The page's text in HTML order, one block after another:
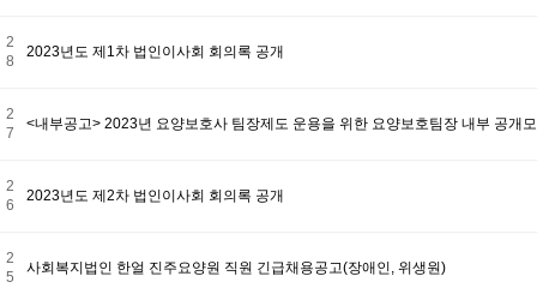
2
8
2023년도 제1차 법인이사회 회의록 공개
2
7
<내부공고> 2023년 요양보호사 팀장제도 운용을 위한 요양보호팀장 내부 공개
2
6
2023년도 제2차 법인이사회 회의록 공개
2
5
사회복지법인 한얼 진주요양원 직원 긴급채용공고(장애인, 위생원)